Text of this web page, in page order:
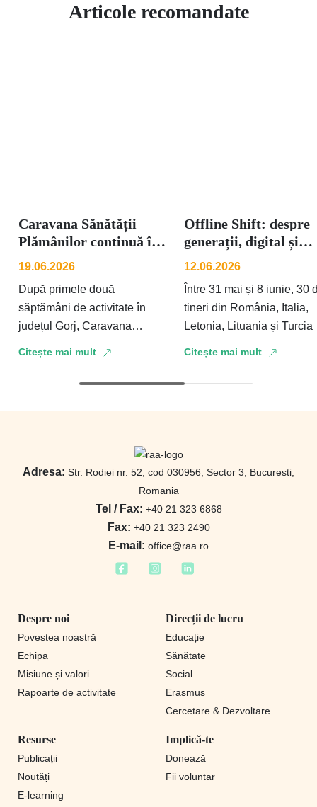
Articole recomandate
Caravana Sănătății
Plămânilor continuă în
județul Gorj: screening
19.06.2026
După primele două
săptămâni de activitate în
județul Gorj, Caravana
screening pulmonar mai
Citește mai mult
Offline Shift: despre
generații, digital și
lucrurile care încă se
12.06.2026
Între 31 mai și 8 iunie, 30
tineri din România, Italia,
Letonia, Lituania și Turcia
Citește mai mult
Adresa: Str. Rodiei nr. 52, cod 030956, Sector 3, Bucuresti,
Romania
Tel / Fax: +40 21 323 6868
Fax: +40 21 323 2490
E-mail: office@raa.ro
Despre noi
Povestea noastră
Echipa
Misiune și valori
Rapoarte de activitate
Direcții de lucru
Educație
Sănătate
Social
Erasmus
Cercetare & Dezvoltare
Resurse
Publicații
Noutăți
E-learning
Implică-te
Donează
Fii voluntar